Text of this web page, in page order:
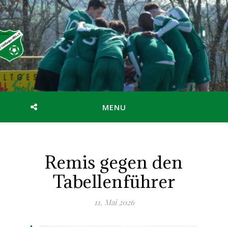
MENU
Remis gegen den
Tabellenführer
11. Mai 2026